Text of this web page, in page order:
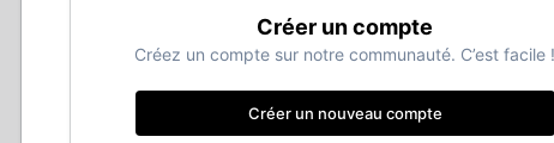
Créer un compte
Créez un compte sur notre communauté. C’est facile !
Créer un nouveau compte